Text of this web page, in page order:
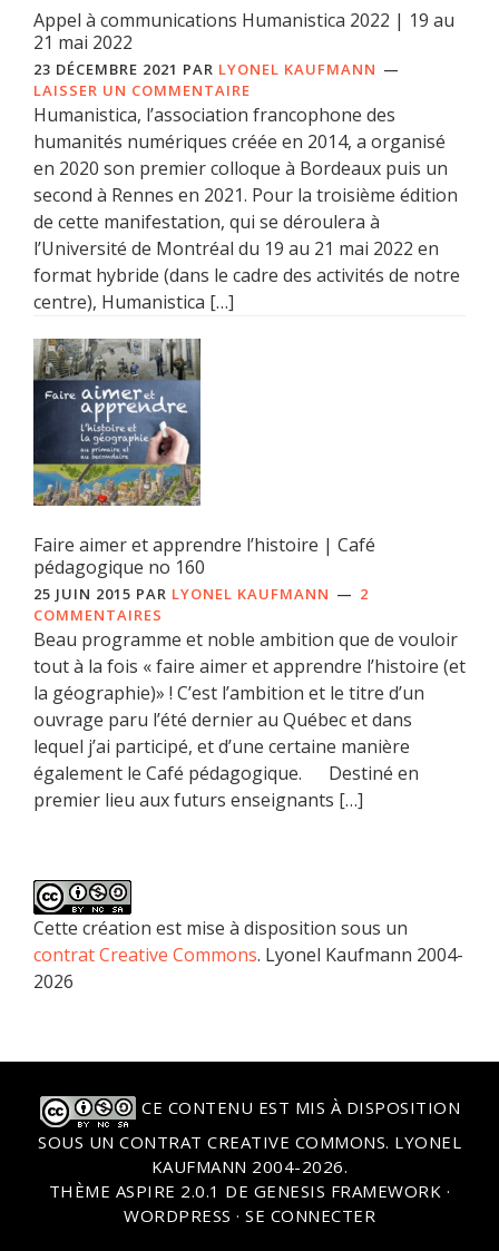
Appel à communications Humanistica 2022 | 19 au
21 mai 2022
23 DÉCEMBRE 2021 PAR LYONEL KAUFMANN
LAISSER UN COMMENTAIRE
Humanistica, l’association francophone des
humanités numériques créée en 2014, a organisé
en 2020 son premier colloque à Bordeaux puis un
second à Rennes en 2021. Pour la troisième édition
de cette manifestation, qui se déroulera à
l’Université de Montréal du 19 au 21 mai 2022 en
format hybride (dans le cadre des activités de notre
centre), Humanistica […]
Faire aimer et apprendre l’histoire | Café
pédagogique no 160
25 JUIN 2015 PAR LYONEL KAUFMANN
2
COMMENTAIRES
Beau programme et noble ambition que de vouloir
tout à la fois « faire aimer et apprendre l’histoire (et
la géographie)» ! C’est l’ambition et le titre d’un
ouvrage paru l’été dernier au Québec et dans
lequel j’ai participé, et d’une certaine manière
également le Café pédagogique. Destiné en
premier lieu aux futurs enseignants […]
Cette création est mise à disposition sous un
contrat Creative Commons. Lyonel Kaufmann 2004-
2026
CE CONTENU EST MIS À DISPOSITION
SOUS UN CONTRAT CREATIVE COMMONS. LYONEL
KAUFMANN 2004-2026.
THÈME ASPIRE 2.0.1 DE GENESIS FRAMEWORK ·
WORDPRESS · SE CONNECTER